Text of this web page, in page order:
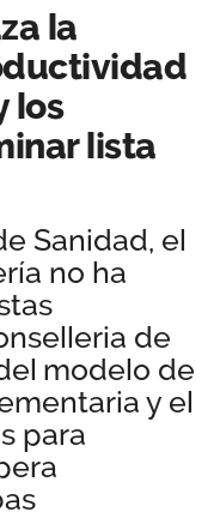
la
los
lista
Sanidad, el
no ha
de
modelo de
y el
para